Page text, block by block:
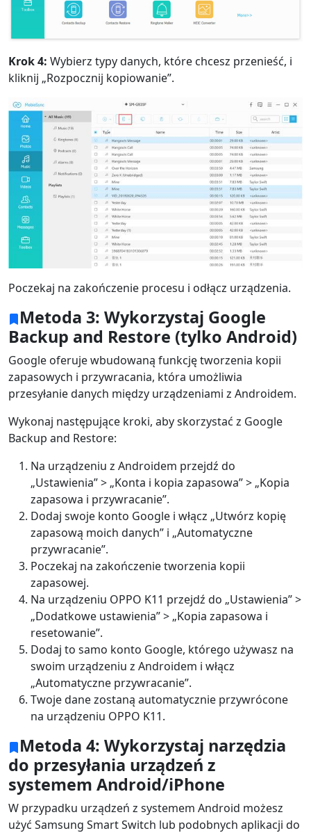
Krok 4: Wybierz typy danych, które chcesz przenieść, i
kliknij „Rozpocznij kopiowanie”.
Poczekaj na zakończenie procesu i odłącz urządzenia.
Metoda 3: Wykorzystaj Google
Backup and Restore (tylko Android)
Google oferuje wbudowaną funkcję tworzenia kopii
zapasowych i przywracania, która umożliwia
przesyłanie danych między urządzeniami z Androidem.
Wykonaj następujące kroki, aby skorzystać z Google
Backup and Restore:
Na urządzeniu z Androidem przejdź do
„Ustawienia” > „Konta i kopia zapasowa” > „Kopia
zapasowa i przywracanie”.
Dodaj swoje konto Google i włącz „Utwórz kopię
zapasową moich danych” i „Automatyczne
przywracanie”.
Poczekaj na zakończenie tworzenia kopii
zapasowej.
Na urządzeniu OPPO K11 przejdź do „Ustawienia” >
„Dodatkowe ustawienia” > „Kopia zapasowa i
resetowanie”.
Dodaj to samo konto Google, którego używasz na
swoim urządzeniu z Androidem i włącz
„Automatyczne przywracanie”.
Twoje dane zostaną automatycznie przywrócone
na urządzeniu OPPO K11.
Metoda 4: Wykorzystaj narzędzia
do przesyłania urządzeń z
systemem Android/iPhone
W przypadku urządzeń z systemem Android możesz
użyć Samsung Smart Switch lub podobnych aplikacji do